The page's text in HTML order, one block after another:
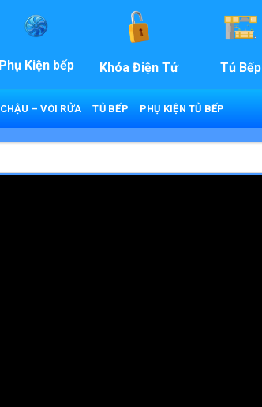
Phụ Kiện bếp Khóa Điện Tử Tủ Bếp
CHẬU – VÒI RỬA TỦ BẾP PHỤ KIỆN TỦ BẾP